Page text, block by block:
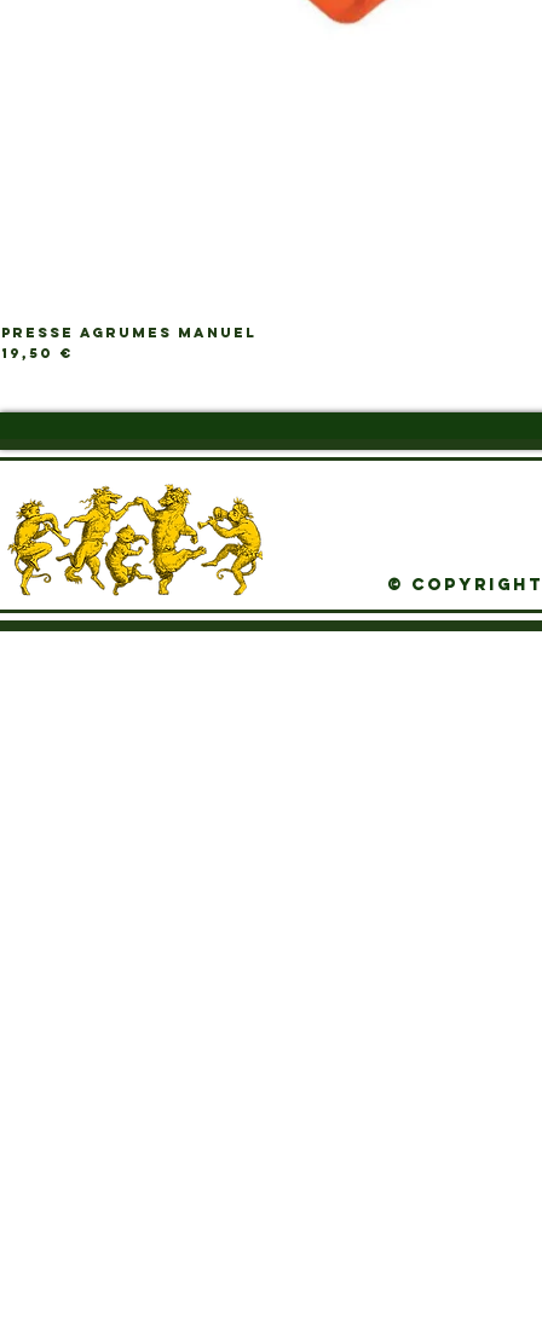
PRESSE AGRUMES MANUEL
Prix
19,50 €
© Copyright